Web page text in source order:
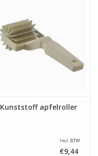
Kunststoff apfelroller
Incl. BTW
€9,44